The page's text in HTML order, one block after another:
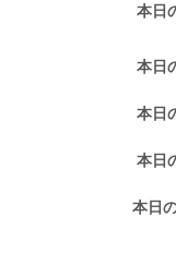
本日
本日
本日
本日
本日